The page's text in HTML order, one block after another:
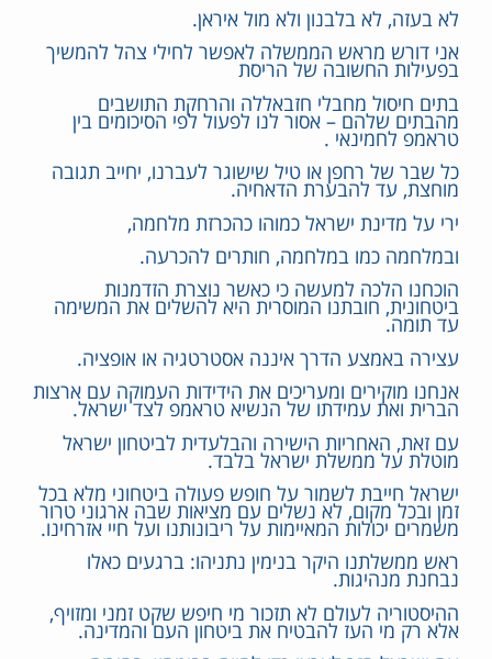
לא בעזה, לא בלבנון ולא מול איראן.
אני דורש מראש הממשלה לאפשר לחילי צהל להמשיך
בפעילות החשובה של הריסת
בתים חיסול מחבלי חזבאללה והרחקת התושבים
מהבתים שלהם – אסור לנו לפעול לפי הסיכומים בין
טראמפ לחמינאי .
כל שבר של רחפן או טיל שישוגר לעברנו, יחייב תגובה
מוחצת, עד להבערת הדאחיה.
ירי על מדינת ישראל כמוהו כהכרזת מלחמה,
ובמלחמה כמו במלחמה, חותרים להכרעה.
הוכחנו הלכה למעשה כי כאשר נוצרת הזדמנות
ביטחונית, חובתנו המוסרית היא להשלים את המשימה
עד תומה.
עצירה באמצע הדרך איננה אסטרטגיה או אופציה.
אנחנו מוקירים ומעריכים את הידידות העמוקה עם ארצות
הברית ואת עמידתו של הנשיא טראמפ לצד ישראל.
עם זאת, האחריות הישירה והבלעדית לביטחון ישראל
מוטלת על ממשלת ישראל בלבד.
ישראל חייבת לשמור על חופש פעולה ביטחוני מלא בכל
זמן ובכל מקום, לא נשלים עם מציאות שבה ארגוני טרור
משמרים יכולות המאיימות על ריבונותנו ועל חיי אזרחינו.
ראש ממשלתנו היקר בנימין נתניהו: ברגעים כאלו
נבחנת מנהיגות.
ההיסטוריה לעולם לא תזכור מי חיפש שקט זמני ומזויף,
אלא רק מי העז להבטיח את ביטחון העם והמדינה.